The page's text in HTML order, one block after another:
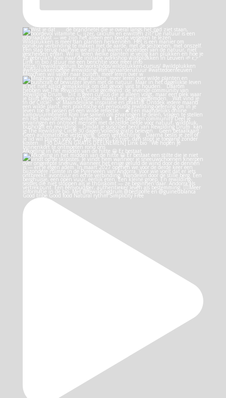
Misschien wil vaker naar buiten, meer leren over w
Afkoeling in het midden van de hitte 😀 Er bestaat
Good tribe Good food Natural rythm Simplicity Free